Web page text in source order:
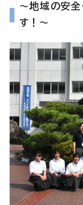
～地域の安全
す！～